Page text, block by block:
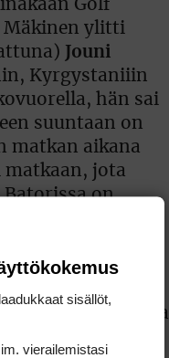
Golf
Mäkinen ylitti
Jouni
Kyrgystaniiin
hän sai
suuntaan on
matkan aikana
matkaan, jota
Batorissa on
etelään
näki hieman
tuli
upeasta
eikä tarkempaa
Teemu Tyry
sisällöt,
vierailemis­tasi